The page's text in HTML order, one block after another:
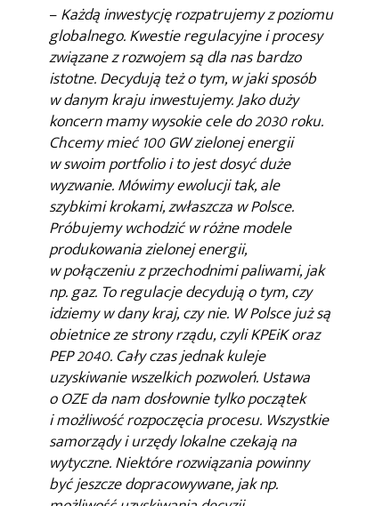
–Każdą inwestycję rozpatrujemy z poziomu
globalnego. Kwestie regulacyjne i procesy
związane z rozwojem są dla nas bardzo
istotne. Decydują też o tym, w jaki sposób
w danym kraju inwestujemy. Jako duży
koncern mamy wysokie cele do 2030 roku.
Chcemy mieć 100 GW zielonej energii
w swoim portfolio i to jest dosyć duże
wyzwanie. Mówimy ewolucji tak, ale
szybkimi krokami, zwłaszcza w Polsce.
Próbujemy wchodzić w różne modele
produkowania zielonej energii,
w połączeniu z przechodnimi paliwami, jak
np. gaz. To regulacje decydują o tym, czy
idziemy w dany kraj, czy nie. W Polsce już są
obietnice ze strony rządu, czyli KPEiK oraz
PEP 2040. Cały czas jednak kuleje
uzyskiwanie wszelkich pozwoleń. Ustawa
o OZE da nam dosłownie tylko początek
i możliwość rozpoczęcia procesu. Wszystkie
samorządy i urzędy lokalne czekają na
wytyczne. Niektóre rozwiązania powinny
być jeszcze dopracowywane, jak np.